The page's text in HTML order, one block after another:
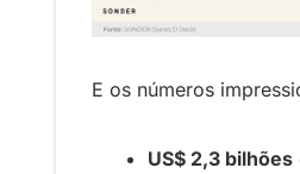
E os números
US$ 2,3 bilhões